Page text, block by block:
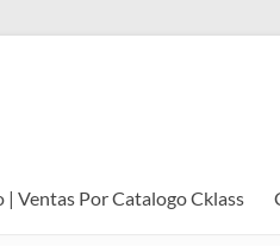
| Ventas Por Catalogo Cklass